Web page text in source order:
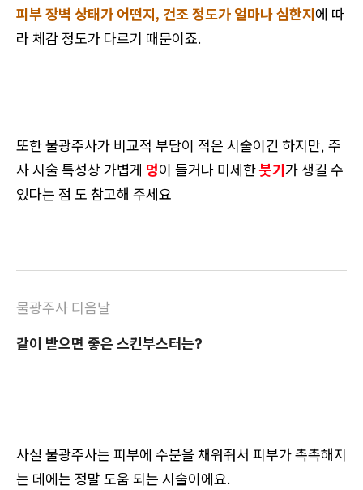
피부 장벽 상태가 어떤지, 건조 정도가 얼마나 심한지에 따
라 체감 정도가 다르기 때문이죠.
또한 물광주사가 비교적 부담이 적은 시술이긴 하지만, 주
사 시술 특성상 가볍게 멍이 들거나 미세한붓기가 생길 수
있다는 점 도 참고해 주세요
물광주사 디음날
같이 받으면 좋은 스킨부스터는?
사실 물광주사는 피부에 수분을 채워줘서 피부가 촉촉해지
는 데에는 정말 도움 되는 시술이에요.